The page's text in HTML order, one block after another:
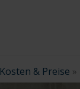
Kosten & Preise »